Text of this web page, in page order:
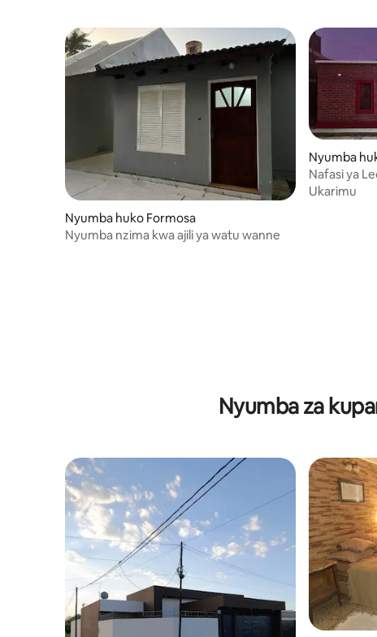
Nyumba huko Formosa
Nyumba nzima kwa ajili ya watu wanne
Nyumba
Nafasi ya
Guanacos
Ukarimu
Nyumba za